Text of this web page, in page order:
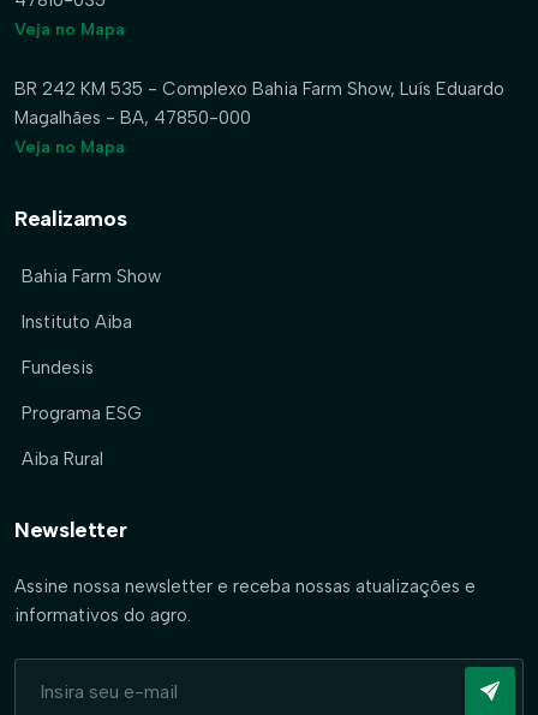
Veja no Mapa
BR 242 KM 535 - Complexo Bahia Farm Show, Luís Eduardo
Magalhães - BA, 47850-000
Veja no Mapa
Realizamos
Bahia Farm Show
Instituto Aiba
Fundesis
Programa ESG
Aiba Rural
Newsletter
Assine nossa newsletter e receba nossas atualizações e
informativos do agro.